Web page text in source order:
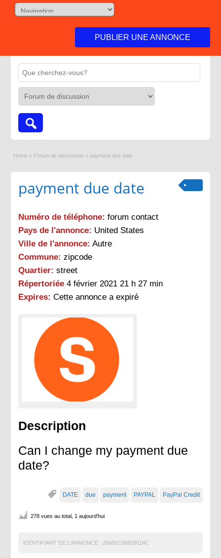
PUBLIER UNE ANNONCE
Home » Forum de discussion » payment due date
payment due date
Numéro de téléphone: forum contact
Pays de l'annonce: United States
Ville de l'annonce: Autre
Commune: zipcode
Quartier: street
Répertoriée 4 février 2021 21 h 27 min
Expires: Cette annonce a expiré
Description
Can I change my payment due
date?
DATE due payment PAYPAL PayPal Credit
278 vues au total, 1 aujourd'hui
IDENTIFIANT DE L'ANNONCE : 26601C66B29114C